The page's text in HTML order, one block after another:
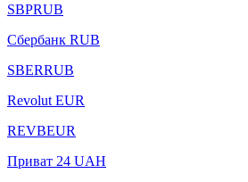
SBPRUB
Сбербанк RUB
SBERRUB
Revolut EUR
REVBEUR
Приват 24 UAH